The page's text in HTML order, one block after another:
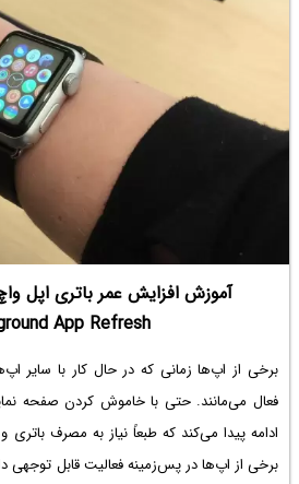
آموزش افزایش عمر باتری اپل
App Refresh
برخی از اپ‌ها زمانی که در حال کار با سایر
فعال می‌مانند. حتی با خاموش کردن صفحه
ادامه پیدا می‌کند که طبعاً نیاز به مصرف باتری
برخی از اپ‌ها در پس‌زمینه فعالیت قابل